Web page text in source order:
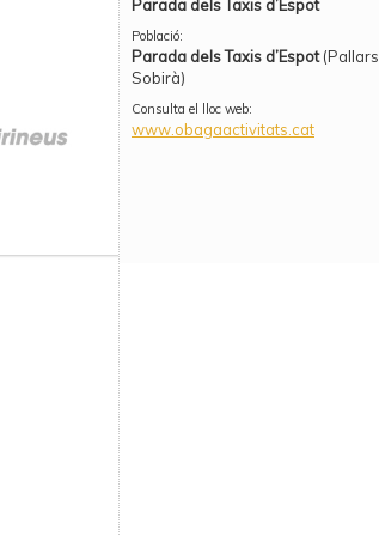
Parada dels Taxis d’Espot
Població:
Parada dels Taxis d’Espot(Pallars
Sobirà)
Consulta el lloc web:
www.obagaactivitats.cat